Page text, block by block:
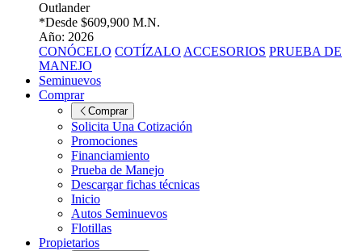
Outlander
*Desde $609,900 M.N.
Año: 2026
CONÓCELO COTÍZALO ACCESORIOS PRUEBA DE
MANEJO
Seminuevos
Comprar
Comprar
Solicita Una Cotización
Promociones
Financiamiento
Prueba de Manejo
Descargar fichas técnicas
Inicio
Autos Seminuevos
Flotillas
Propietarios